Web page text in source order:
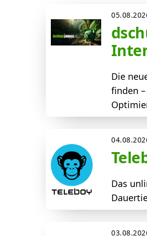
Die
finden
Das